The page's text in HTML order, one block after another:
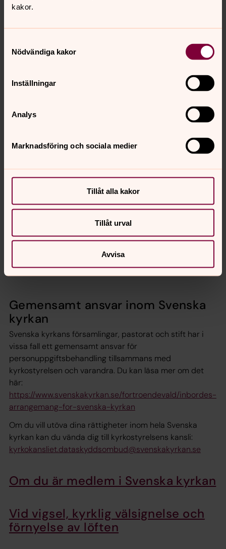
kakor.
Nödvändiga kakor
Inställningar
Analys
Marknadsföring och sociala medier
Tillåt alla kakor
Tillåt urval
Avvisa
direkt till en annan organisation.
Vi kan ta ut en avgift eller neka din begäran om den är
www.imy.se/privatperson/dataskydd/dina-rattigheter/
Kontakt
personuppgifter kan du höra av dig till:
Olivier Guillard, 08-574 009 45
varmdo.forsamling@svenskakyrkan.se
Du kan också kontakta vårt dataskyddsombud.
Dataskyddsombud för Värmdö församling
Erika Malmberg, 054-530 900
Gemensamt ansvar inom Svenska
kyrkan
Svenska kyrkans församlingar, pastorat och stift har i
vissa fall ett gemensamt ansvar för
personuppgiftsbehandling tillsammans med
kyrkostyrelsen och varandra. Du kan läsa mer om det
här:
https://www.svenskakyrkan.se/fortroendevald/inbordes-
arrangemang-for-svenska-kyrkan
Om du vill utöva dina rättigheter inom hela Svenska
kyrkan kan du vända dig till kyrkostyrelsens kansli:
kyrkokansliet.dataskyddsombud@svenskakyrkan.se
Om du är medlem i Svenska kyrkan
Vid vigsel, kyrklig välsignelse och
förnyelse av löften